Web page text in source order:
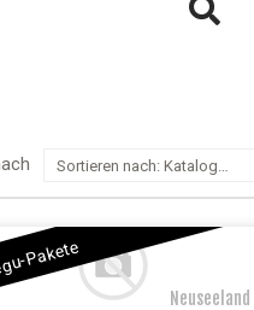
Sortieren nach: Katalogpreis: niedrig zu hoch
Pakete
Neuseeland